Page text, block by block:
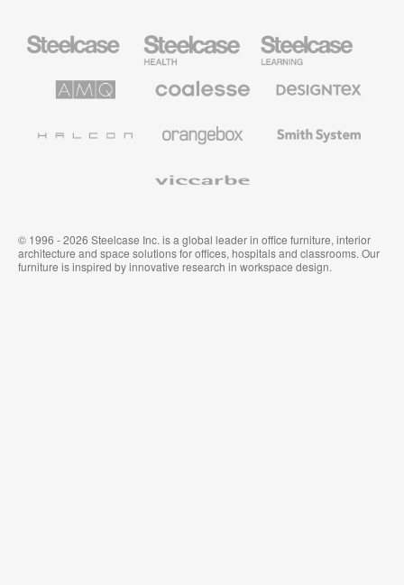
Büromöbel
Health
Education
Möbel
Solutions
Büromöbel
Textilien
System
© 1996 - 2026 Steelcase Inc. is a global leader in office furniture, interior
architecture and space solutions for offices, hospitals and classrooms. Our
furniture is inspired by innovative research in workspace design.